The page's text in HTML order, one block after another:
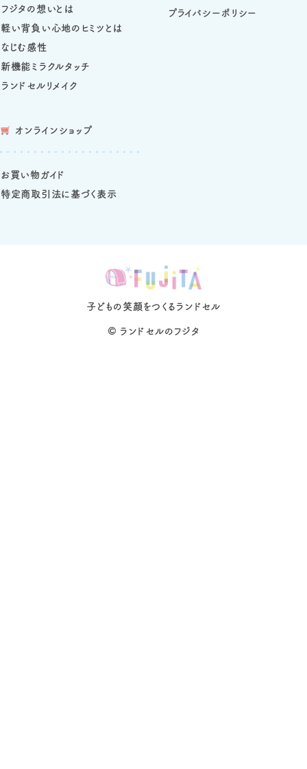
フジタの想いとは
軽い背負い心地のヒミツとは
なじむ感性
新機能ミラクルタッチ
ランドセルリメイク
プライバシーポリシー
オンラインショップ
お買い物ガイド
特定商取引法に基づく表示
子どもの笑顔をつくるランドセル
© ランドセルのフジタ